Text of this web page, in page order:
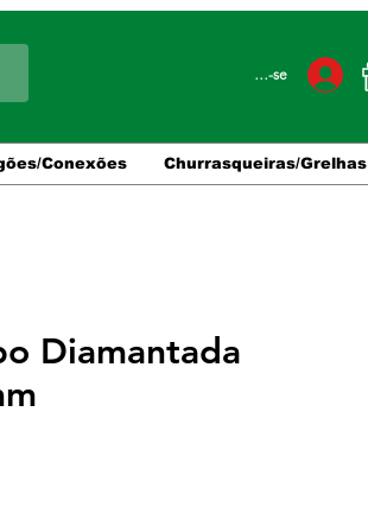
Conecte-se
Conexões Churrasqueiras/Grelhas
Diamantada